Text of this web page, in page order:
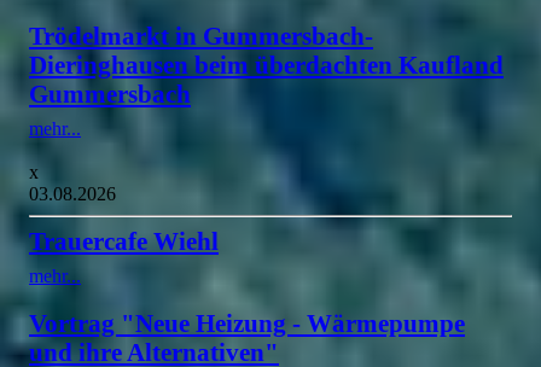
Trödelmarkt in Gummersbach-
Dieringhausen beim überdachten Kaufland
Gummersbach
mehr...
x
03.08.2026
Trauercafe Wiehl
mehr...
Vortrag "Neue Heizung - Wärmepumpe
und ihre Alternativen"